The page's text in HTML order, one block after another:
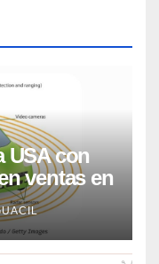
USA con
ventas en